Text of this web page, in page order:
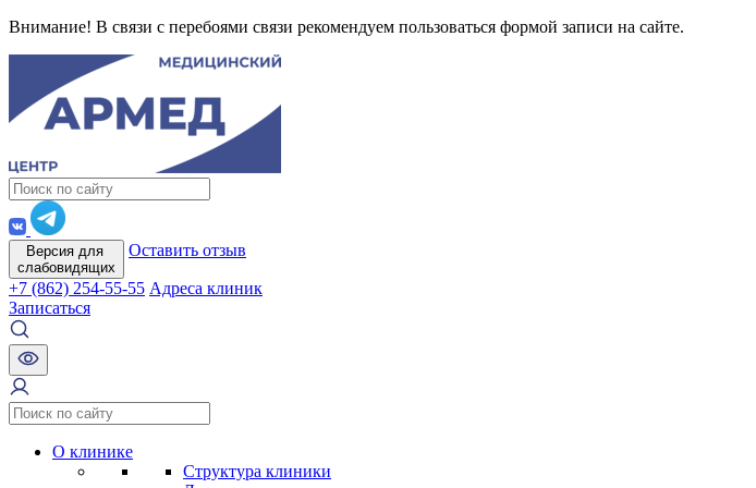
Внимание! В связи с перебоями связи рекомендуем пользоваться формой записи на сайте.
Версия для
слабовидящих
Оставить отзыв
+7 (862) 254-55-55 Адреса клиник
Записаться
О клинике
Структура клиники